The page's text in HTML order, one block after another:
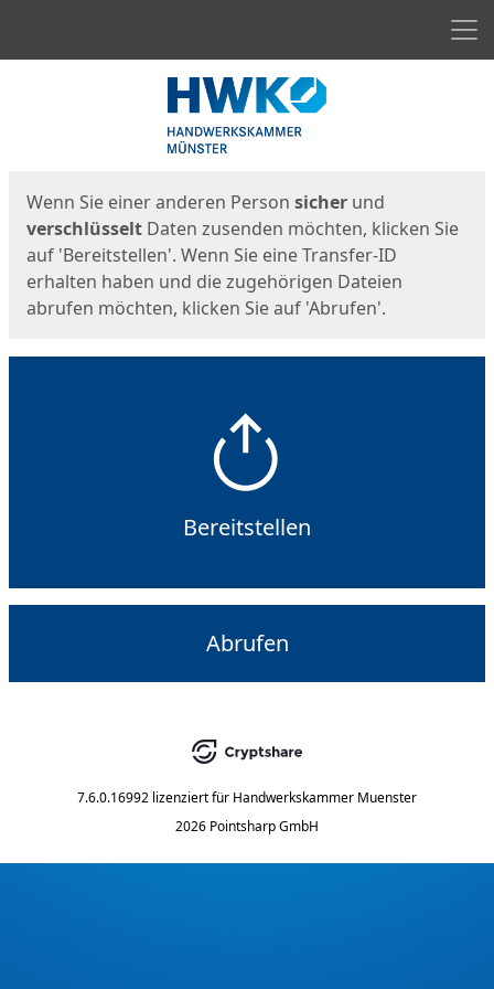
Wenn Sie einer anderen Person sicher und
verschlüsselt Daten zusenden möchten, klicken Sie
auf 'Bereitstellen'. Wenn Sie eine Transfer-ID
erhalten haben und die zugehörigen Dateien
abrufen möchten, klicken Sie auf 'Abrufen'.
Bereitstellen
Abrufen
7.6.0.16992 lizenziert für Handwerkskammer Muenster
2026 Pointsharp GmbH